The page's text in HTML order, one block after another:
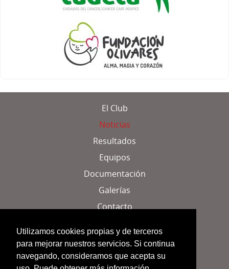
Utilizamos cookies propias y de terceros
para mejorar nuestros servicios. Si continua
navegando, consideramos que acepta su
El Club
Noticias
Resultados
Equipos
Documentación
Galerías
Contacto
Aviso legal